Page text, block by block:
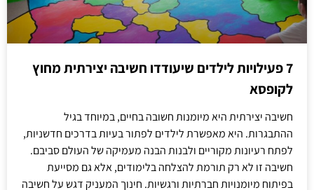
7 פעילויות לילדים שיעודדו חשיבה יצירתית מחוץ
לקופסא
חשיבה יצירתית היא מיומנות חשובה בחיים, במיוחד בגיל
ההתבגרות. היא מאפשרת לילדים לפתור בעיות בדרכים חדשניות,
לפתח רעיונות מקוריים ולבנות הבנה מעמיקה של העולם סביבם.
חשיבה זו לא רק תורמת להצלחה בלימודים, אלא גם מסייעת
בפיתוח מיומנויות חברתיות ורגשיות. חינוך המעניק דגש על חשיבה